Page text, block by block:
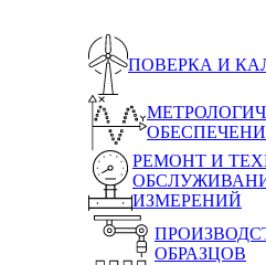
ПОВЕРКА И
РЕМОНТ И
ИЗМЕРЕНИЙ
ОБРАЗЦОВ